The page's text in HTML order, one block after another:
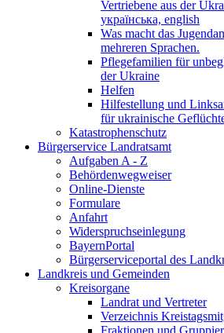
Vertriebene aus der
українська, english
Was macht das
mehreren Sprachen.
Pflegefamilien für
der Ukraine
Helfen
Hilfestellung und
für ukrainische
Katastrophenschutz
Bürgerservice Landratsamt
Aufgaben A - Z
Behördenwegweiser
Online-Dienste
Formulare
Anfahrt
Widerspruchseinlegung
BayernPortal
Bürgerserviceportal des
Landkreis und Gemeinden
Kreisorgane
Landrat und Vertreter
Verzeichnis
Fraktionen und